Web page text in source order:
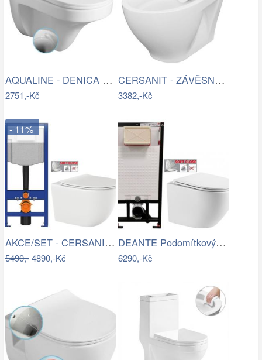
AQUALINE - DENICA závěsná WC mísa,…
2751,-Kč
CERSANIT - ZÁVĚSNÁ WC MÍSA MODUO…
3382,-Kč
- 11%
AKCE/SET - CERSANIT předstěnový…
5490,-4890,-Kč
DEANTE Podomítkový rám, pro závěsné WC…
6290,-Kč